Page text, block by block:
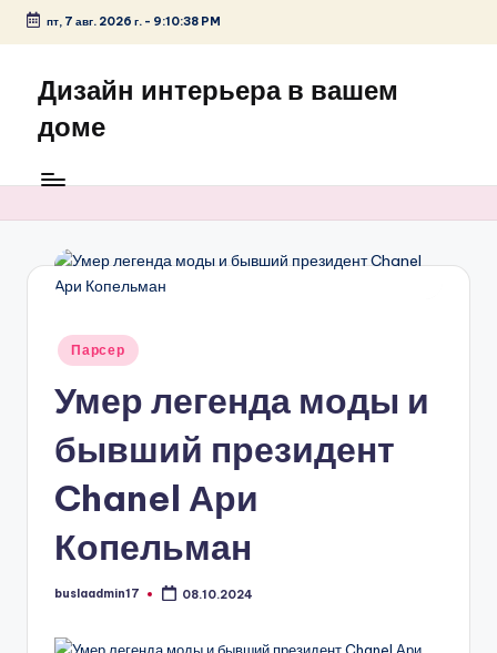
Перейти
содержимому
пт, 7 авг. 2026 г.- 9:10:38 PM
Дизайн интерьера в вашем
доме
Опубликовано
Парсер
Умер легенда моды и
бывший президент
Chanel Ари
Копельман
Запись
buslaadmin17 08.10.2024